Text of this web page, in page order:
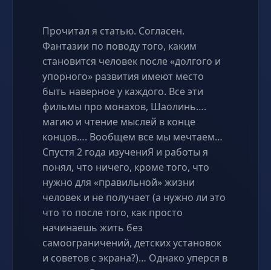
Прочитал я статью. Согласен.
Фантазии по поводу того, каким
становится человек после «долгого и
упорного» развития имеют место
быть наверное у каждого. Все эти
фильмы про монахов, Шаолинь….
магию и чтение мыслей в конце
концов…. Вообщем все мы мечтаем…
Спустя 2 года изучениЯ и работы я
понял, что ничего, кроме того, что
нужно для «правильной» жизни
человек и не получает (а нужно ли это
что то после того, как просто
начинаешь жить без
самоограничений, детских установок
и советов с экрана?)… Однако уперся в